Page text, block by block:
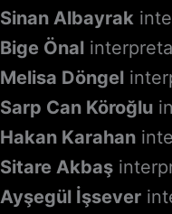
Sinan Albayrak
Bige Önal
Melisa Döngel
Sarp Can Köroğlu
Hakan Karahan
Sitare Akbaş
Ayşegül İşsever